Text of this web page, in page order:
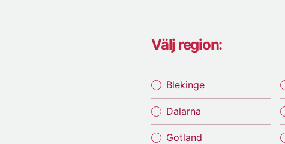
Välj region:
Blekinge
Dalarna
Gotland